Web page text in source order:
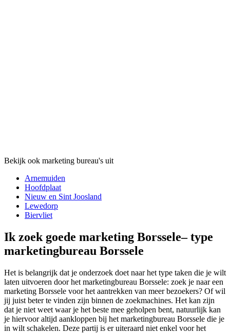
Bekijk ook marketing bureau's uit
Arnemuiden
Hoofdplaat
Nieuw en Sint Joosland
Lewedorp
Biervliet
Ik zoek goede marketing Borssele– type
marketingbureau Borssele
Het is belangrijk dat je onderzoek doet naar het type taken die je wilt
laten uitvoeren door het marketingbureau Borssele: zoek je naar een
marketing Borssele voor het aantrekken van meer bezoekers? Of wil
jij juist beter te vinden zijn binnen de zoekmachines. Het kan zijn
dat je niet weet waar je het beste mee geholpen bent, natuurlijk kan
je hiervoor altijd aankloppen bij het marketingbureau Borssele die je
in wilt schakelen. Deze partij is er uiteraard niet enkel voor het